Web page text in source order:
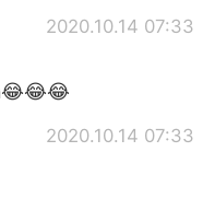
2020.10.14 07:33
2020.10.14 07:33